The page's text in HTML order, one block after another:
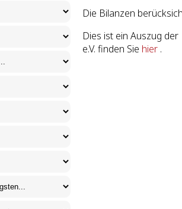
Die Bilanzen
Dies ist ein Auszug
e.V. finden Sie hier .